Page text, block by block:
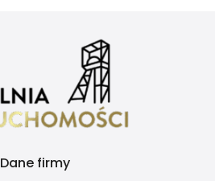
Dane firmy